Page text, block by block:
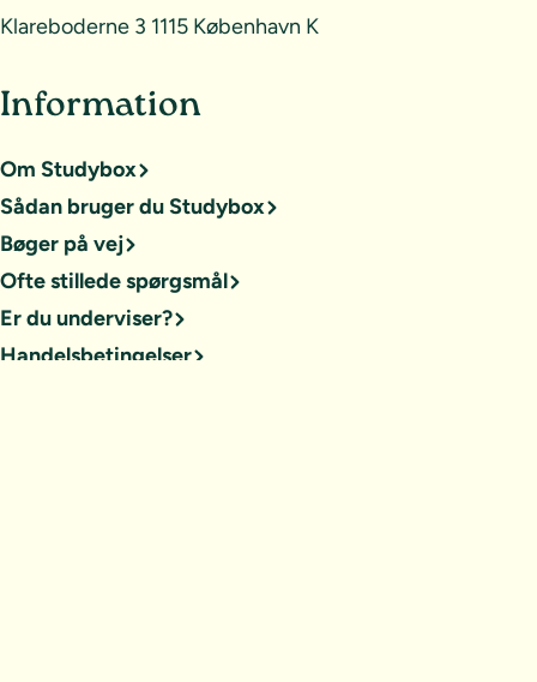
Klareboderne 3 1115 København K
Information
Om Studybox
Sådan bruger du Studybox
Bøger på vej
Ofte stillede spørgsmål
Er du underviser?
Handelsbetingelser